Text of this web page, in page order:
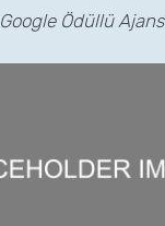
Google Ödüllü Ajans